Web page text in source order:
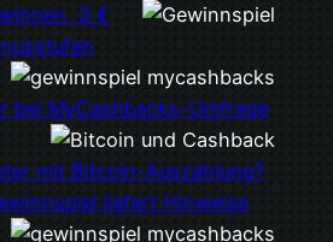
3 €
bei MyCashbacks-Umfrage
mit Bitcoin-Auszahlung?
liefert Hinweise